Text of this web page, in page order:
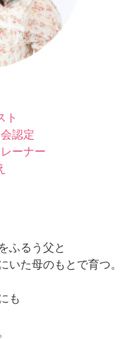
ト
認定
ーナー
ふるう父と
いた母のもとで育つ。
も